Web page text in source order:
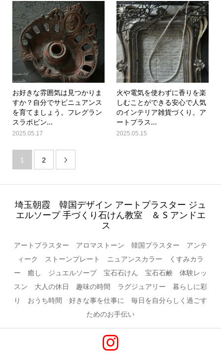
お好きな雰囲気は見つかりま
すか？自分でサビニュアンス
を育てましょう。フレグラン
スラボビン...
2025.05.17
火や電気を使わずに香りを楽
しむことができる安心で人気
のインテリア雑貨づくり。ア
ートプラス...
2025.05.15
1 2 
埼玉朝霞 韓国デザイン アートプラスター ジュ
エルソープ 手づくり石けん教室 ＆ S アンドエ
ス
アートプラスター アロマストーン 韓国プラスター アンテ
ィーク ストーンプレート ニュアンスカラー くすみカラ
ー 癒し ジュエルソープ 宝石石けん 宝石石鹸 体験レッ
スン 大人の休日 趣味の時間 ラグジュアリー 暮らしに彩
り おうち時間 好きな事を仕事に 毎日を自分らしく過ごす
ためのお手伝い